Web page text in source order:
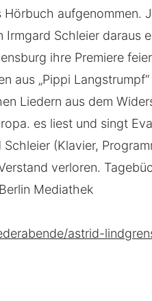
Hörbuch aufgenommen.
Irmgard Schleier daraus
ihre Premiere
aus „Pippi
Liedern aus dem
es liest und singt
(Klavier,
verloren.
Mediathek
astrid-